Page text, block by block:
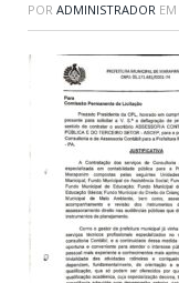
POR ADMINISTRADOR EM